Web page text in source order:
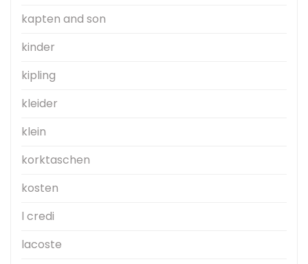
kapten and son
kinder
kipling
kleider
klein
korktaschen
kosten
l credi
lacoste